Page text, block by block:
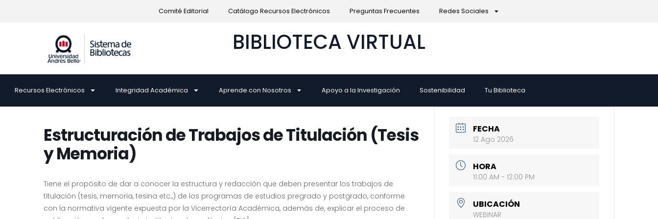
Comité Editorial Catálogo Recursos Electrónicos Preguntas Frecuentes Redes Sociales
BIBLIOTECA VIRTUAL
Recursos Electrónicos Integridad Académica Aprende con Nosotros Apoyo a la Investigación Sostenibilidad Tu Biblioteca
Estructuración de Trabajos de Titulación (Tesis
y Memoria)
Tiene el propósito de dar a conocer la estructura y redacción que deben presentar los trabajos de
titulación (tesis, memoria, tesina etc.,) de los programas de estudios pregrado y postgrado, conforme
con la normativa vigente expuesta por la Vicerrectoría Académica, además de, explicar el proceso de
FECHA
12 Ago 2026
HORA
11:00 AM - 12:00 PM
UBICACIÓN
WEBINAR